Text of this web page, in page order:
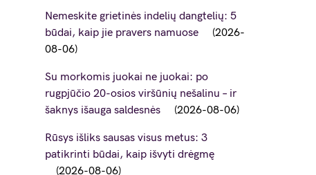
Nemeskite grietinės indelių dangtelių: 5
būdai, kaip jie pravers namuose
2026-
08-06
Su morkomis juokai ne juokai: po
rugpjūčio 20-osios viršūnių nešalinu – ir
šaknys išauga saldesnės
2026-08-06
Rūsys išliks sausas visus metus: 3
patikrinti būdai, kaip išvyti drėgmę
2026-08-06